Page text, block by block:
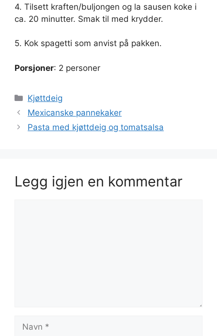
4. Tilsett kraften/buljongen og la sausen koke i
ca. 20 minutter. Smak til med krydder.
5. Kok spagetti som anvist på pakken.
Porsjoner: 2 personer
Kategorier
Kjøttdeig
Mexicanske pannekaker
Pasta med kjøttdeig og tomatsalsa
Legg igjen en kommentar